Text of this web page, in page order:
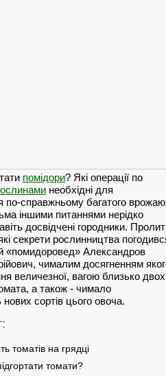
помідори? Які операції по
необхідні для
по-справжньому багатого
іншими питаннями нерідко
досвідчені городники.
секрети рослинництва
«помидоровед» Александров
чималим досягненням
величезної, вагою близько двох
а також - чимало
сортів цього овоча.
томатів на грядці
томати?